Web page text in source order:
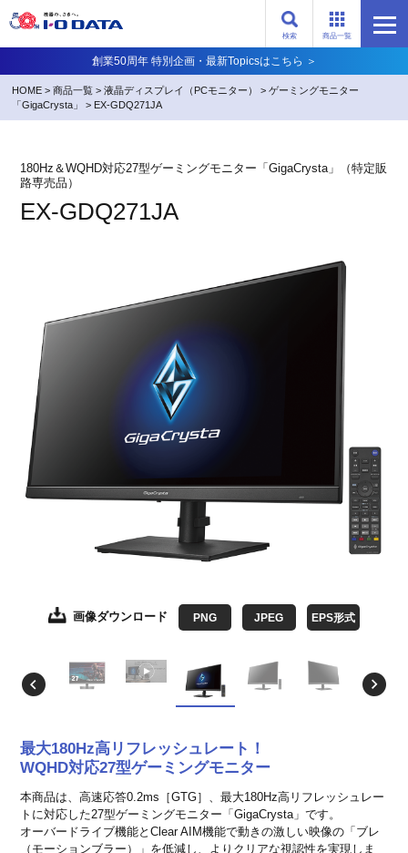
検索 商品一覧
創業50周年 特別企画・最新Topicsはこちら ＞
HOME >商品一覧 >液晶ディスプレイ（PCモニター） >ゲーミングモニター
「GigaCrysta」
> EX-GDQ271JA
180Hz＆WQHD対応27型ゲーミングモニター「GigaCrysta」（特定販
路専売品）
EX-GDQ271JA
画像ダウンロード PNG JPEG EPS形式
画像ダウンロード EPS形式
画像ダウンロード EPS形式
画像ダウンロード EPS形式
画像ダウンロード EPS形式
画像ダウンロード EPS形式
画像ダウンロード EPS形式
最大180Hz高リフレッシュレート！
WQHD対応27型ゲーミングモニター
本商品は、高速応答0.2ms［GTG］、最大180Hz高リフレッシュレー
トに対応した27型ゲーミングモニター「GigaCrysta」です。
オーバードライブ機能とClear AIM機能で動きの激しい映像の「ブレ
（モーションブラー）」を低減し、よりクリアな視認性を実現しま